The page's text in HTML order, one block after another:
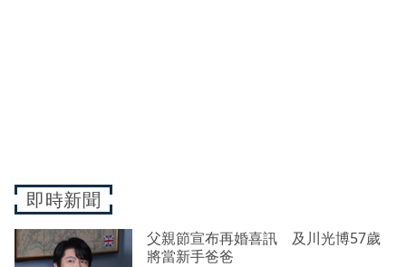
即時新聞
父親節宣布再婚喜訊 及川光博57歲
將當新手爸爸